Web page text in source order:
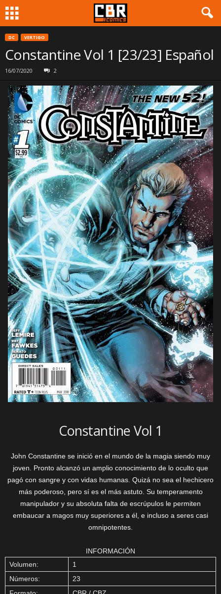
DC VERTIGO
Constantine Vol 1 [23/23] Español
16/07/2020 2
Constantine Vol 1
John Constantine se inició en el mundo de la magia siendo muy
joven. Pronto alcanzó un amplio conocimiento de lo oculto que
pagó con sangre y con vidas humanas. Quizá no sea el hechicero
más poderoso, pero sí es el más astuto. Su temperamento
manipulador y su absoluta falta de escrúpulos le permiten
embaucar a magos muy superiores a él, e incluso a seres casi
omnipotentes.
INFORMACIÓN
Volumen:
1
Números:
23